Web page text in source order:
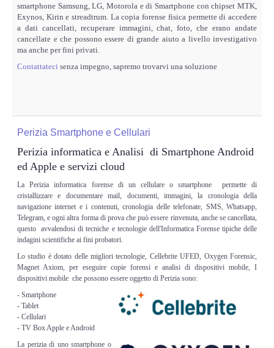
Forensics Readiness
Incident Response
Remote Digital Forensics
Acquisizione Forense remota
Sblocco PIN Smartphone
Recupero dati
Prevenzione Frode
CYBER SECURITY
Security Management
smartphone Samsung, LG, Motorola e di Smartphone con chipset MTK,
Exynos, Kirin e streadtrum. La copia forense fisica permette di accedere
a dati cancellati, recuperare immagini, chat, foto, che erano andate
cancellate e che possono essere di grande aiuto a livello investigativo
ma anche per fini privati.
Contattateci senza impegno, sapremo trovarvi una soluzione
Perizia Smartphone e Cellulari
Perizia informatica e Analisi di Smartphone Android
ed Apple e servizi cloud
La Perizia informatica forense di un cellulare o smartphone permette di
cristallizzare e documentare mail, documenti, immagini, la cronologia della
navigazione internet e i contenuti, cronologia delle telefonate, SMS, Whatsapp,
Telegram, e ogni altra forma di prova che può essere rinvenuta, anche se cancellata,
questo avvalendosi di tecniche e tecnologie dell'Informatica Forense tipiche delle
indagini scientifiche ai fini probatori.
Lo studio è dotato delle migliori tecnologie, Cellebrite UFED, Oxygen Forensic,
Magnet Axiom, per eseguire copie forensi e analisi di dispositivi mobile, I
dispositivi mobile che possono essere oggetto di Perizia sono:
- Smartphone
- Tablet
- Cellulari
- TV Box Apple e Android
La perizia di uno smartphone o